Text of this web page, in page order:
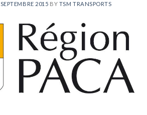
2015 BY TSM TRANSPORTS